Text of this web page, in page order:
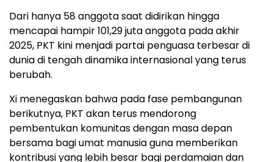
Dari hanya 58 anggota saat didirikan hingga
mencapai hampir 101,29 juta anggota pada akhir
2025, PKT kini menjadi partai penguasa terbesar di
dunia di tengah dinamika internasional yang terus
berubah.
Xi menegaskan bahwa pada fase pembangunan
berikutnya, PKT akan terus mendorong
pembentukan komunitas dengan masa depan
bersama bagi umat manusia guna memberikan
kontribusi yang lebih besar bagi perdamaian dan